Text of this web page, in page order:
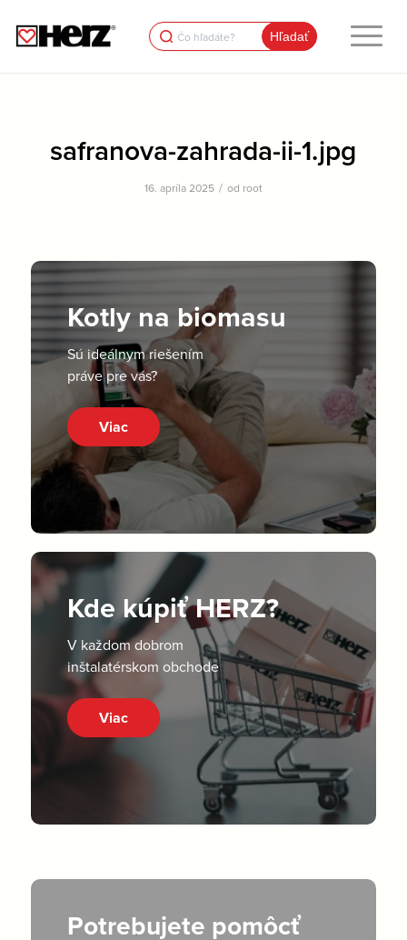
Search
for:
safranova-zahrada-ii-1.jpg
16. apríla 2025 / od root
Kotly na biomasu
Sú ideálnym riešením
práve pre vás?
Viac
Kde kúpiť HERZ?
V každom dobrom
inštalatérskom obchode
Viac
Potrebujete pomôcť